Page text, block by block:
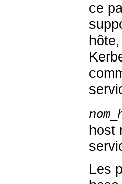
ce
host
Les